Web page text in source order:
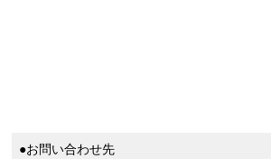
●お問い合わせ先